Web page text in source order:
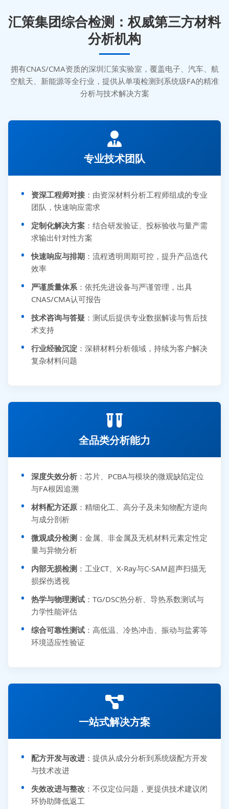
汇策集团综合检测：权威第三方材料
分析机构
拥有CNAS/CMA资质的深圳汇策实验室，覆盖电子、汽车、航
空航天、新能源等全行业，提供从单项检测到系统级FA的精准
分析与技术解决方案
专业技术团队
资深工程师对接 ：由资深材料分析工程师组成的专业
团队，快速响应需求
定制化解决方案 ：结合研发验证、投标验收与量产需
求输出针对性方案
快速响应与排期 ：流程透明周期可控，提升产品迭代
效率
严谨质量体系：依托先进设备与严谨管理，出具
CNAS/CMA认可报告
技术咨询与答疑 ：测试后提供专业数据解读与售后技
术支持
行业经验沉淀 ：深耕材料分析领域，持续为客户解决
复杂材料问题
全品类分析能力
深度失效分析 ：芯片、PCBA与模块的微观缺陷定位
与FA根因追溯
材料配方还原 ：精细化工、高分子及未知物配方逆向
与成分剖析
微观成分检测 ：金属、非金属及无机材料元素定性定
量与异物分析
内部无损检测 ：工业CT、X-Ray与C-SAM超声扫描无
损探伤透视
热学与物理测试 ：TG/DSC热分析、导热系数测试与
力学性能评估
综合可靠性测试 ：高低温、冷热冲击、振动与盐雾等
环境适应性验证
一站式解决方案
配方开发与改进 ：提供从成分分析到系统级配方开发
与技术改进
失效改进与整改 ：不仅定位问题，更提供技术建议闭
环协助降低返工